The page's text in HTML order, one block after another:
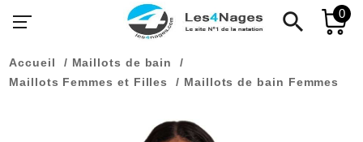
search 0
Accueil
Maillots de bain
Maillots Femmes et Filles
Maillots de bain Femmes